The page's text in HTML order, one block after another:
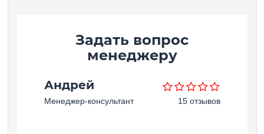
Задать вопрос
менеджеру
Андрей
Менеджер-консультант 15 отзывов